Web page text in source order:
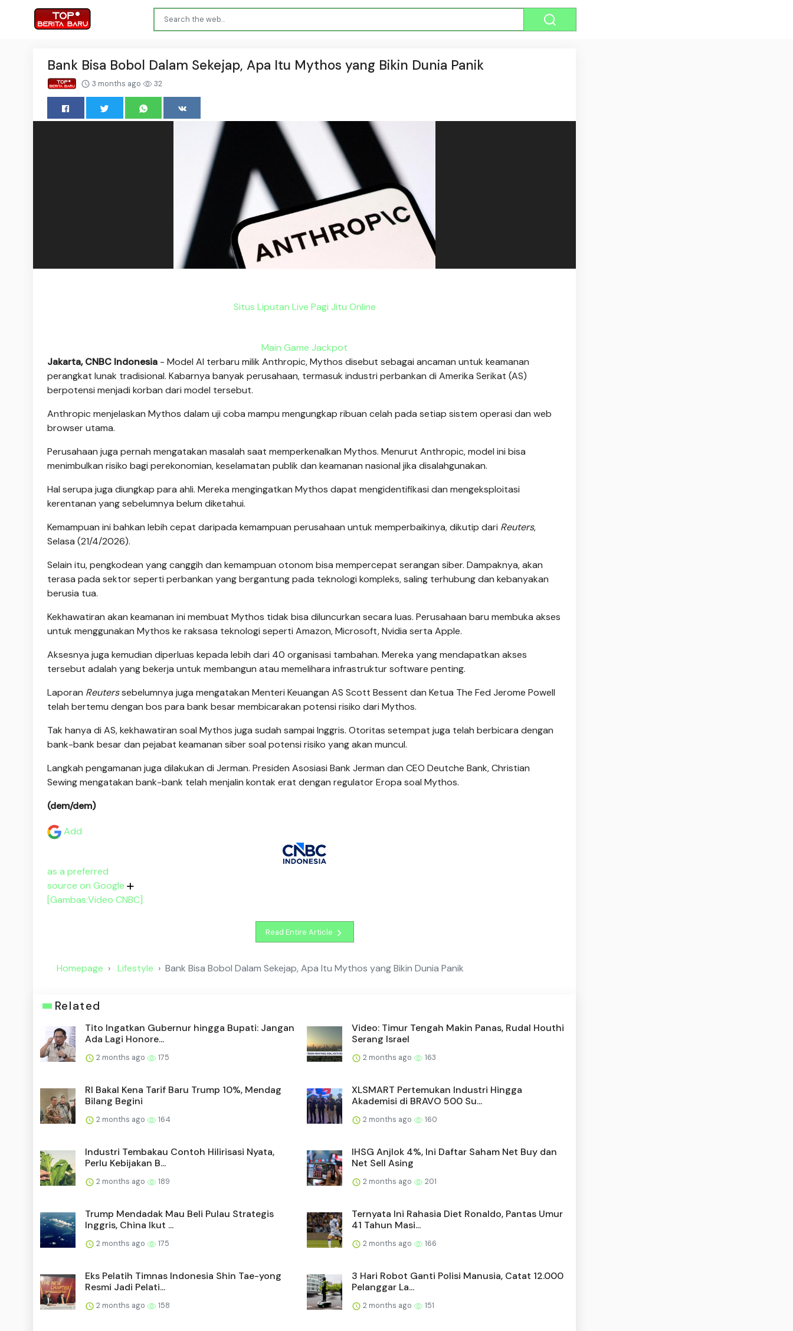
Bank Bisa Bobol Dalam Sekejap, Apa Itu Mythos yang Bikin Dunia Panik
3 months ago 32
Situs Liputan Live Pagi Jitu Online
Main Game Jackpot
Jakarta, CNBC Indonesia - Model AI terbaru milik Anthropic, Mythos disebut sebagai ancaman untuk keamanan
perangkat lunak tradisional. Kabarnya banyak perusahaan, termasuk industri perbankan di Amerika Serikat (AS)
berpotensi menjadi korban dari model tersebut.
Anthropic menjelaskan Mythos dalam uji coba mampu mengungkap ribuan celah pada setiap sistem operasi dan web
browser utama.
Perusahaan juga pernah mengatakan masalah saat memperkenalkan Mythos. Menurut Anthropic, model ini bisa
menimbulkan risiko bagi perekonomian, keselamatan publik dan keamanan nasional jika disalahgunakan.
Hal serupa juga diungkap para ahli. Mereka mengingatkan Mythos dapat mengidentifikasi dan mengeksploitasi
kerentanan yang sebelumnya belum diketahui.
Kemampuan ini bahkan lebih cepat daripada kemampuan perusahaan untuk memperbaikinya, dikutip dari Reuters,
Selasa (21/4/2026).
Selain itu, pengkodean yang canggih dan kemampuan otonom bisa mempercepat serangan siber. Dampaknya, akan
terasa pada sektor seperti perbankan yang bergantung pada teknologi kompleks, saling terhubung dan kebanyakan
berusia tua.
Kekhawatiran akan keamanan ini membuat Mythos tidak bisa diluncurkan secara luas. Perusahaan baru membuka akses
untuk menggunakan Mythos ke raksasa teknologi seperti Amazon, Microsoft, Nvidia serta Apple.
Aksesnya juga kemudian diperluas kepada lebih dari 40 organisasi tambahan. Mereka yang mendapatkan akses
tersebut adalah yang bekerja untuk membangun atau memelihara infrastruktur software penting.
Laporan Reuterssebelumnya juga mengatakan Menteri Keuangan AS Scott Bessent dan Ketua The Fed Jerome Powell
telah bertemu dengan bos para bank besar membicarakan potensi risiko dari Mythos.
Tak hanya di AS, kekhawatiran soal Mythos juga sudah sampai Inggris. Otoritas setempat juga telah berbicara dengan
bank-bank besar dan pejabat keamanan siber soal potensi risiko yang akan muncul.
Langkah pengamanan juga dilakukan di Jerman. Presiden Asosiasi Bank Jerman dan CEO Deutche Bank, Christian
Sewing mengatakan bank-bank telah menjalin kontak erat dengan regulator Eropa soal Mythos.
(dem/dem)
Add
as a preferred
source on Google
[Gambas:Video CNBC]
Read Entire Article
Homepage Lifestyle Bank Bisa Bobol Dalam Sekejap, Apa Itu Mythos yang Bikin Dunia Panik
Related
Tito Ingatkan Gubernur hingga Bupati: Jangan
Ada Lagi Honore...
2 months ago 175
Video: Timur Tengah Makin Panas, Rudal Houthi
Serang Israel
2 months ago 163
RI Bakal Kena Tarif Baru Trump 10%, Mendag
Bilang Begini
2 months ago 164
XLSMART Pertemukan Industri Hingga
Akademisi di BRAVO 500 Su...
2 months ago 160
Industri Tembakau Contoh Hilirisasi Nyata,
Perlu Kebijakan B...
2 months ago 189
IHSG Anjlok 4%, Ini Daftar Saham Net Buy dan
Net Sell Asing
2 months ago 201
Trump Mendadak Mau Beli Pulau Strategis
Inggris, China Ikut ...
2 months ago 175
Ternyata Ini Rahasia Diet Ronaldo, Pantas Umur
41 Tahun Masi...
2 months ago 166
Eks Pelatih Timnas Indonesia Shin Tae-yong
Resmi Jadi Pelati...
2 months ago 158
3 Hari Robot Ganti Polisi Manusia, Catat 12.000
Pelanggar La...
2 months ago 151